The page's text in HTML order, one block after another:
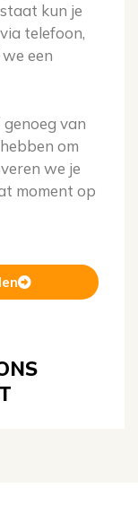
kun je
telefoon,
een
van
om
we je
moment op